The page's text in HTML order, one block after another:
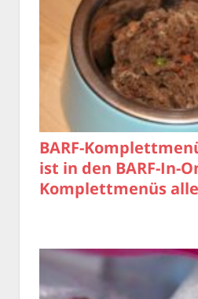
BARF-
ist in den BARF-In-
Komplettmenüs